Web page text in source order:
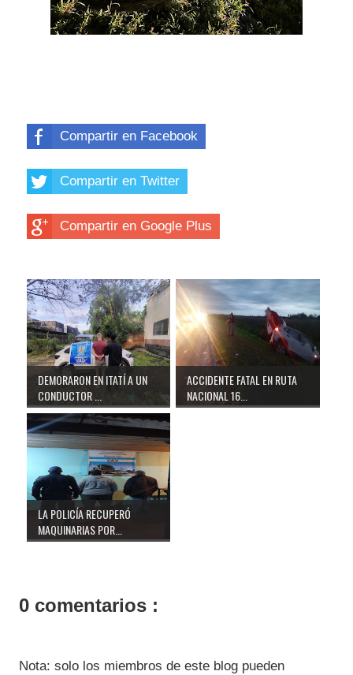
Compartir en Facebook
Compartir en Twitter
Compartir en Google Plus
DEMORARON EN ITATÍ A UN
CONDUCTOR ...
ACCIDENTE FATAL EN RUTA
NACIONAL 16...
LA POLICÍA RECUPERÓ
MAQUINARIAS POR...
0 comentarios :
Nota: solo los miembros de este blog pueden